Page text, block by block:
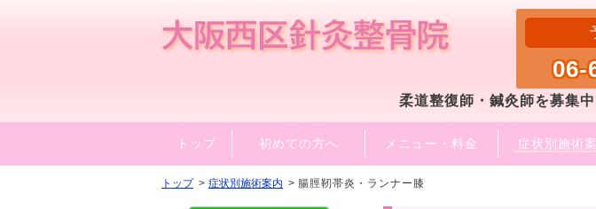
06-
柔道整復師・鍼灸師を募集
トップ 初めての方へ メニュー・料金 症状別施術
トップ 症状別施術案内 腸脛靭帯炎・ランナー膝